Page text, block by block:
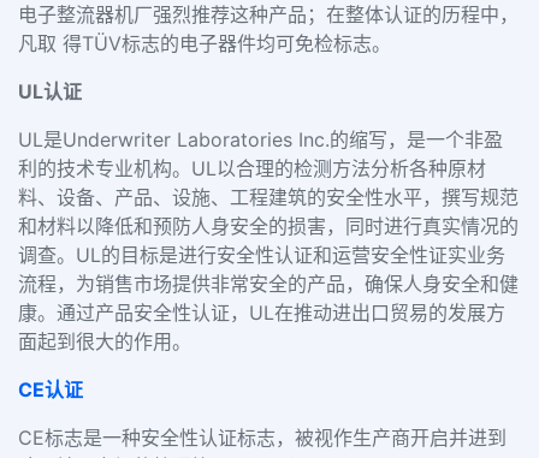
电子整流器机厂强烈推荐这种产品；在整体认证的历程中，
凡取 得TÜV标志的电子器件均可免检标志。
UL认证
UL是Underwriter Laboratories Inc.的缩写，是一个非盈
利的技术专业机构。UL以合理的检测方法分析各种原材
料、设备、产品、设施、工程建筑的安全性水平，撰写规范
和材料以降低和预防人身安全的损害，同时进行真实情况的
调查。UL的目标是进行安全性认证和运营安全性证实业务
流程，为销售市场提供非常安全的产品，确保人身安全和健
康。通过产品安全性认证，UL在推动进出口贸易的发展方
面起到很大的作用。
CE认证
CE标志是一种安全性认证标志，被视作生产商开启并进到